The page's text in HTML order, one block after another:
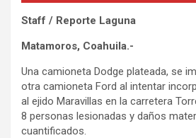
Staff / Reporte Laguna
Matamoros, Coahuila.-
Una camioneta Dodge plateada, se
otra camioneta Ford al intentar
al ejido Maravillas en la carretera
8 personas lesionadas y daños
cuantificados.